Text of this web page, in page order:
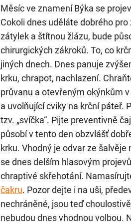
Měsíc ve znamení Býka se
Cokoli dnes uděláte dobrého
zátylek a štítnou žlázu, bude
chirurgických zákroků. To, co
jiných dnech. Dnes panuje
krku, chrapot, nachlazení.
průvanu a otevřeným okýnkům
a uvolňující cviky na krční páteř.
tzv. „svíčka“. Pijte preventivně
působí v tento den obzvlášť
krku. Vhodný je odvar ze
se dnes delším hlasovým
chraptivé skřehotání.
čakru. Pozor dejte i na uši,
nechráněné, jsou teď
nebudou dnes vhodnou volbou.